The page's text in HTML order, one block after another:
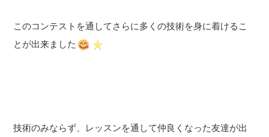
このコンテストを通してさらに多くの技術を身に着けるこ
とが出来ました
技術のみならず、レッスンを通して仲良くなった友達が出